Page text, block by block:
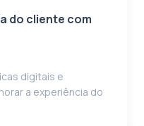
do cliente com
digitais e
a experiência do